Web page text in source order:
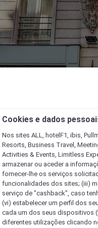
Cookies e dados
Nos sites ALL, hotelF1, ibis,
Resorts, Business Travel,
Activities & Events, Limitless
armazenar ou aceder a
fornecer-lhe os serviços
funcionalidades dos sites; (iii)
serviço de "cashback", caso
(vi) estabelecer um perfil dos
cada um dos seus dispositivos
diferentes utilizações clicando